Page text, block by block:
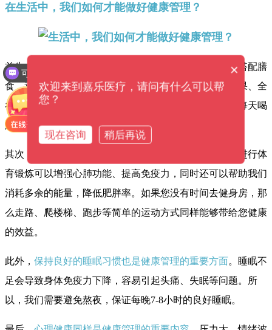
在生活中，我们如何才能做好健康管理？
首先，
我们需要注意搭配膳
食，避免过量摄入含糖、高脂肪的食物，增加蔬菜、水果、全
谷物等的摄入。同时，我们还需要保持适当的饮水量，每天喝
足够的水有利于排除体内废弃物，保持机体健康。
其次，
定期进行体
育锻炼可以增强心肺功能、提高免疫力，同时还可以帮助我们
消耗多余的能量，降低肥胖率。如果您没有时间去健身房，那
么走路、爬楼梯、跑步等简单的运动方式同样能够带给您健康
的效益。
此外， 保持良好的睡眠习惯也是健康管理的重要方面。睡眠不
足会导致身体免疫力下降，容易引起头痛、失眠等问题。所
以，我们需要避免熬夜，保证每晚7-8小时的良好睡眠。
可以提供解决方案吗？
设备价格是多少钱？
×
欢迎来到嘉乐医疗，请问有什么可以帮
您？
现在咨询 稍后再说